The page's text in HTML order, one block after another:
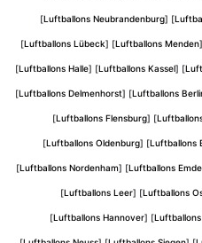
[Luftballons Neubrandenburg] [
[Luftballons Lübeck] [Luftballons Menden
[Luftballons Halle] [Luftballons Kassel] [
[Luftballons Delmenhorst] [Luftballons
[Luftballons Flensburg] [
[Luftballons Oldenburg] [Luftballons
[Luftballons Nordenham] [Luftballons
[Luftballons Leer] [Luftballons
[Luftballons Hannover] [Luftballons